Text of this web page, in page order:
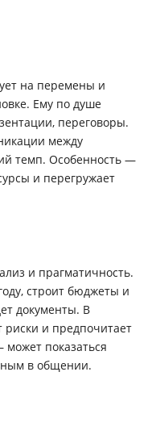
на перемены и
Ему по душе
переговоры.
между
темп. Особенность —
и перегружает
и прагматичность.
строит бюджеты и
документы. В
и предпочитает
показаться
в общении.